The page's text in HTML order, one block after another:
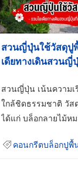
สวนญี่ปุ่นใช้วัสดุปู
เดียทางเดินสวนญี่
สวนญี่ปุ่น เน้นความเ
ใกล้ชิดธรรมชาติ วั
ได้แก่ บล็อกลายไม้ห
คอนกรีตบล็อกปูพื้